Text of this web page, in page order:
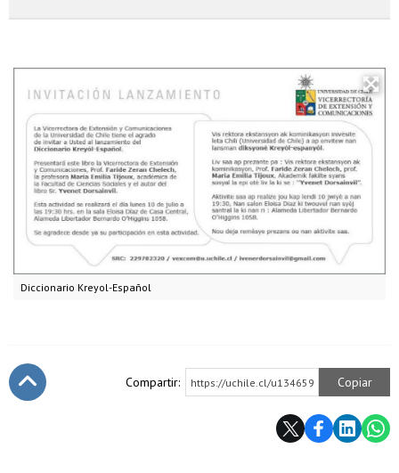
Diccionario Kreyol-Español
Compartir: https://uchile.cl/u134659 Copiar